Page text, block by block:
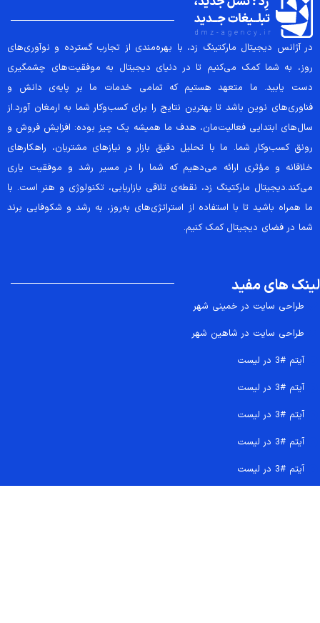
در آژانس دیجیتال مارکتینگ زد، با بهره‌مندی از تجارب گسترده و نوآوری‌های
روز، به شما کمک می‌کنیم تا در دنیای دیجیتال به موفقیت‌های چشمگیری
دست یابید. ما متعهد هستیم که تمامی خدمات ما بر پایه‌ی دانش و
فناوری‌های نوین باشد تا بهترین نتایج را برای کسب‌وکار شما به ارمغان آورد.از
سال‌های ابتدایی فعالیت‌مان، هدف ما همیشه یک چیز بوده: افزایش فروش و
رونق کسب‌وکار شما. ما با تحلیل دقیق بازار و نیازهای مشتریان، راهکارهای
خلاقانه و مؤثری ارائه می‌دهیم که شما را در مسیر رشد و موفقیت یاری
می‌کند.دیجیتال مارکتینگ زد، نقطه‌ی تلاقی بازاریابی، تکنولوژی و هنر است. با
ما همراه باشید تا با استفاده از استراتژی‌های به‌روز، به رشد و شکوفایی برند
شما در فضای دیجیتال کمک کنیم.
لینک های مفید
طراحی سایت در خمینی شهر
طراحی سایت در شاهین شهر
آیتم #3 در لیست
آیتم #3 در لیست
آیتم #3 در لیست
آیتم #3 در لیست
آیتم #3 در لیست